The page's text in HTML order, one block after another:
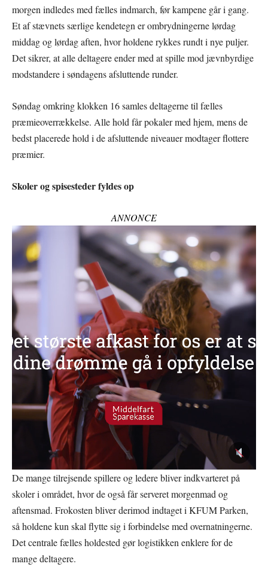
morgen indledes med fælles indmarch, før kampene går i gang.
Et af stævnets særlige kendetegn er ombrydningerne lørdag
middag og lørdag aften, hvor holdene rykkes rundt i nye puljer.
Det sikrer, at alle deltagere ender med at spille mod jævnbyrdige
modstandere i søndagens afsluttende runder.
Søndag omkring klokken 16 samles deltagerne til fælles
præmieoverrækkelse. Alle hold får pokaler med hjem, mens de
bedst placerede hold i de afsluttende niveauer modtager flottere
præmier.
Skoler og spisesteder fyldes op
ANNONCE
De mange tilrejsende spillere og ledere bliver indkvarteret på
skoler i området, hvor de også får serveret morgenmad og
aftensmad. Frokosten bliver derimod indtaget i KFUM Parken,
så holdene kun skal flytte sig i forbindelse med overnatningerne.
Det centrale fælles holdested gør logistikken enklere for de
mange deltagere.